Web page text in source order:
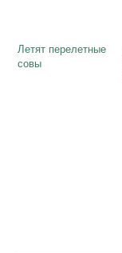
Летят перелетные
совы